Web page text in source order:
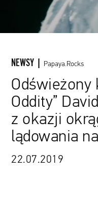
NEWSY | Papaya.Rocks
Odświeżony
Oddity”
z okazji
lądowania
22.07.2019